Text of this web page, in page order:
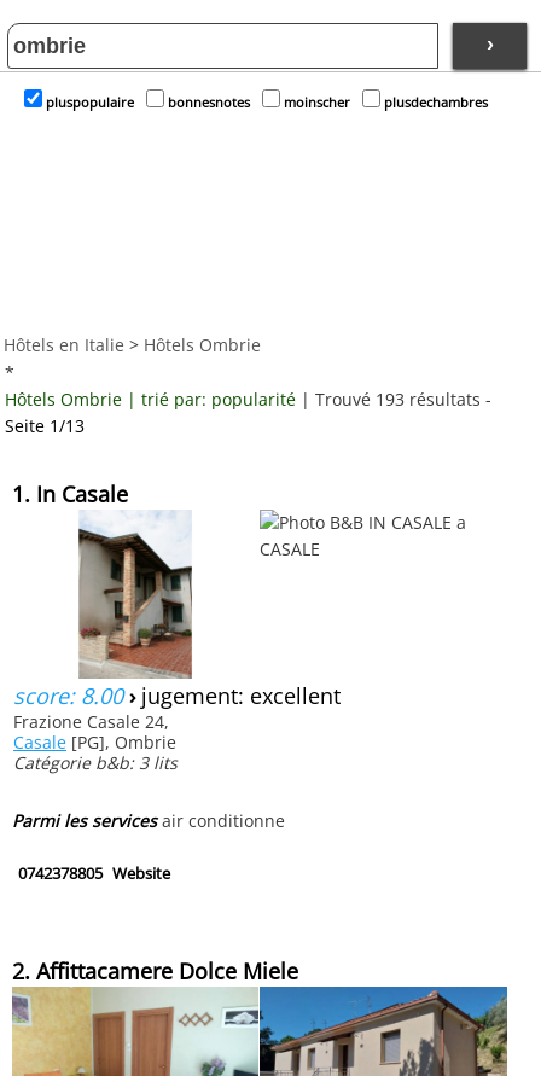
›
pluspopulaire bonnesnotes moinscher plusdechambres
Hôtels en Italie > Hôtels Ombrie
*
Hôtels Ombrie | trié par: popularité | Trouvé 193 résultats -
Seite 1/13
1. In Casale
score: 8.00› jugement: excellent
Frazione Casale 24,
Casale [PG], Ombrie
Catégorie b&b: 3 lits
Parmi les servicesair conditionne
0742378805 Website
2. Affittacamere Dolce Miele